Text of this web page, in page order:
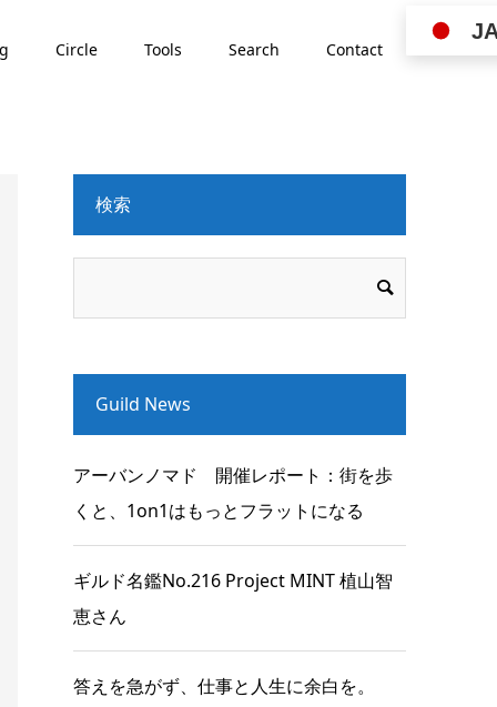
Circle Tools Search Contact
JA
検索
Guild News
アーバンノマド 開催レポート：街を歩
くと、1on1はもっとフラットになる
ギルド名鑑No.216 Project MINT 植山智
恵さん
答えを急がず、仕事と人生に余白を。